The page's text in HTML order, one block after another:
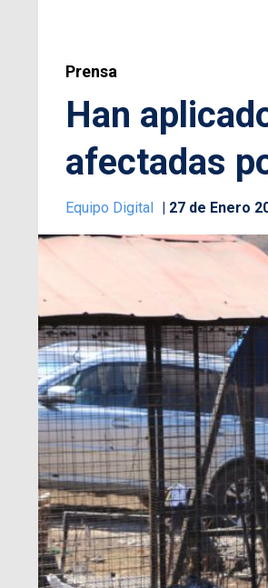
Prensa
Han
afectadas
Equipo Digital 27 de Enero